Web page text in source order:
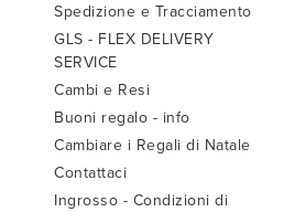
Spedizione e Tracciamento
GLS - FLEX DELIVERY
SERVICE
Cambi e Resi
Buoni regalo - info
Cambiare i Regali di Natale
Contattaci
Ingrosso - Condizioni di